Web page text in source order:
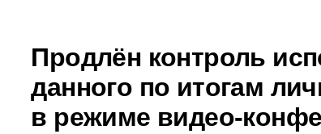
Продлён контроль
данного по итогам
в режиме видео-